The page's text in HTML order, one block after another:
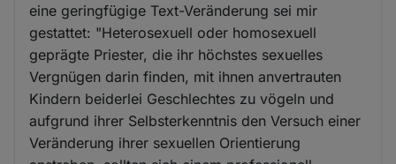
eine geringfügige Text-Veränderung sei mir
gestattet: "Heterosexuell oder homosexuell
geprägte Priester, die ihr höchstes sexuelles
Vergnügen darin finden, mit ihnen anvertrauten
Kindern beiderlei Geschlechtes zu vögeln und
aufgrund ihrer Selbsterkenntnis den Versuch einer
Veränderung ihrer sexuellen Orientierung